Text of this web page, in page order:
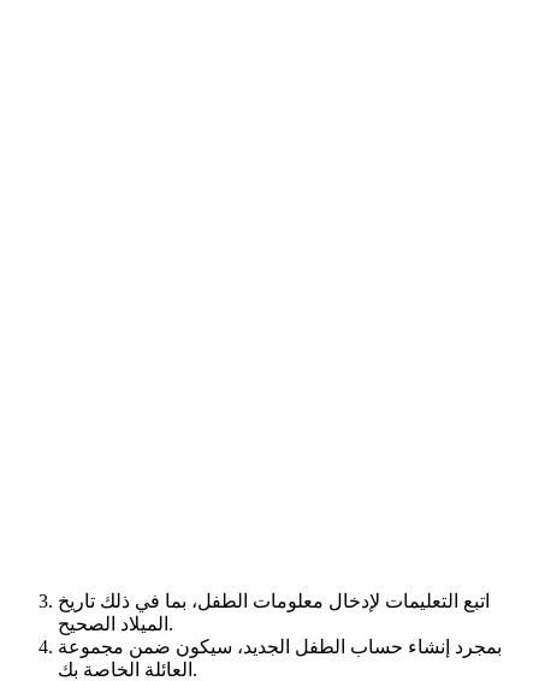
اتبع التعليمات لإدخال معلومات الطفل، بما في ذلك تاريخ
الميلاد الصحيح.
بمجرد إنشاء حساب الطفل الجديد، سيكون ضمن مجموعة
العائلة الخاصة بك.